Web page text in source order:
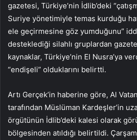
gazetesi, Türkiye’nin İdlib’deki
Suriye yönetimiyle temas kurduğu
ele geçirmesine göz yumduğunu”
desteklediği silahlı gruplardan
kaynaklar, Türkiye’nin El Nusra’ya
“endişeli” olduklarını belirtti.
Artı Gerçek’in haberine göre, Al
tarafından Müslüman Kardeşler’in
örgütünün İdlib’deki kalesi olarak
bölgesinden atıldığı belirtildi.